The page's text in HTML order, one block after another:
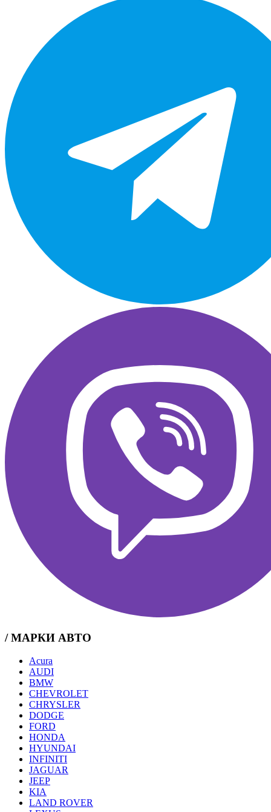
/ МАРКИ АВТО
Acura
AUDI
BMW
CHEVROLET
CHRYSLER
DODGE
FORD
HONDA
HYUNDAI
INFINITI
JAGUAR
JEEP
KIA
LAND ROVER